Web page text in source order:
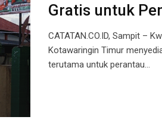
Gratis untuk
CATATAN.CO.ID, Sampit –
Kotawaringin Timur
terutama untuk perantau…